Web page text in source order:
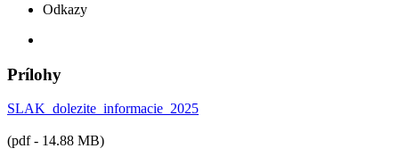
Odkazy
Prílohy
SLAK_dolezite_informacie_2025
(pdf - 14.88 MB)